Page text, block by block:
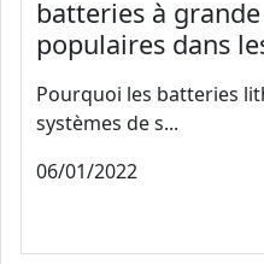
batteries à
populaires dans
Pourquoi les batteries
systèmes de s...
06/01/2022